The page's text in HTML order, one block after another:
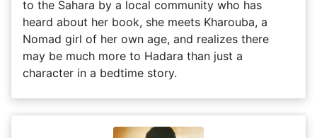
to the Sahara by a local community who has
heard about her book, she meets Kharouba, a
Nomad girl of her own age, and realizes there
may be much more to Hadara than just a
character in a bedtime story.